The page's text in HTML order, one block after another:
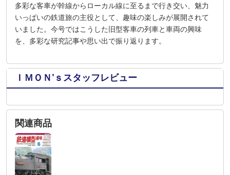
多彩な客車が幹線からローカル線に至るまで行き交い、魅力
いっぱいの鉄道旅の主役として、趣味の楽しみが展開されて
いました。今号ではこうした旧型客車の列車と車両の興味
を、多彩な研究記事や思い出で振り返ります。
ＩＭＯＮ’ｓスタッフレビュー
関連商品